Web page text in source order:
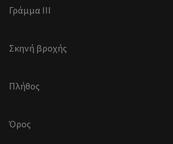
Γράμμα ΙΙΙ
Σκηνή βροχής
Πλήθος
Όρος